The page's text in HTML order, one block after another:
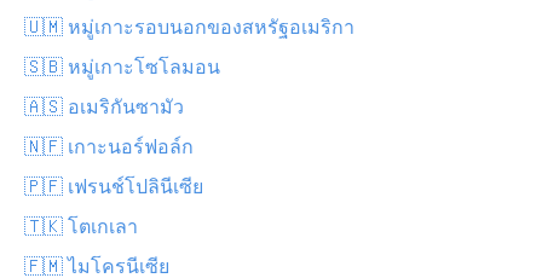
🇺🇲 หมู่เกาะรอบนอกของสหรัฐอเมริกา
🇸🇧 หมู่เกาะโซโลมอน
🇦🇸 อเมริกันซามัว
🇳🇫 เกาะนอร์ฟอล์ก
🇵🇫 เฟรนช์โปลินีเซีย
🇹🇰 โตเกเลา
🇫🇲 ไมโครนีเซีย